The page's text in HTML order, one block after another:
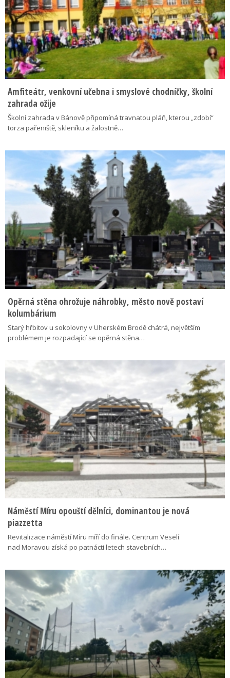
Amfiteátr, venkovní učebna i smyslové chodníčky, školní
zahrada ožije
Školní zahrada v Bánově připomíná travnatou pláň, kterou „zdobí“
torza pařeniště, skleníku a žalostně…
Opěrná stěna ohrožuje náhrobky, město nově postaví
kolumbárium
Starý hřbitov u sokolovny v Uherském Brodě chátrá, největším
problémem je rozpadající se opěrná stěna…
Náměstí Míru opouští dělníci, dominantou je nová
piazzetta
Revitalizace náměstí Míru míří do finále. Centrum Veselí
nad Moravou získá po patnácti letech stavebních…